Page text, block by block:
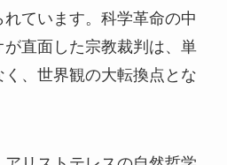
ています。科学革命の中
直面した宗教裁判は、単
、世界観の大転換点とな